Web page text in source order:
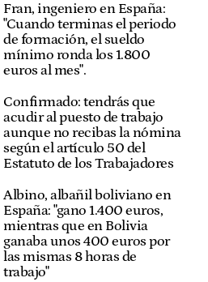
Fran, ingeniero en España:
"Cuando terminas el periodo
de formación, el sueldo
mínimo ronda los 1.800
euros al mes".
Confirmado: tendrás que
acudir al puesto de trabajo
aunque no recibas la nómina
según el artículo 50 del
Estatuto de los Trabajadores
Albino, albañil boliviano en
España: "gano 1.400 euros,
mientras que en Bolivia
ganaba unos 400 euros por
las mismas 8 horas de
trabajo"